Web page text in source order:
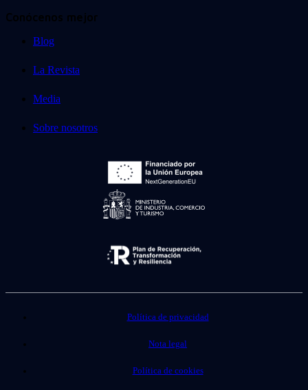
Conócenos mejor
Blog
La Revista
Media
Sobre nosotros
Política de privacidad
Nota legal
Política de cookies